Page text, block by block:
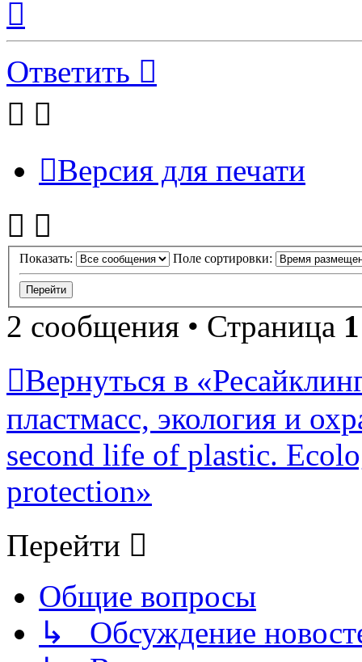
началу
Ответить
Версия для печати
Показать: Поле сортировки:
2 сообщения • Страница 1
Вернуться в
пластмасс, экология и
second life of plastic.
protection»
Перейти
Общие вопросы
↳ Обсуждение